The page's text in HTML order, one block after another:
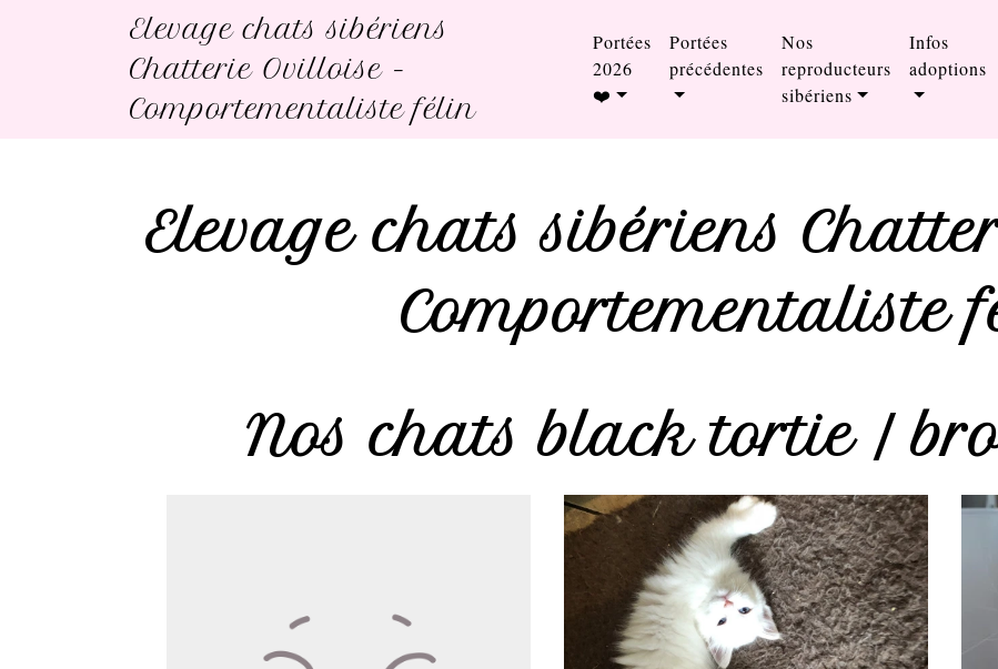
Elevage chats sibériens
Chatterie Ovilloise -
Comportementaliste félin
Portées
2026
❤️
Portées
précédentes
Nos
reproducteurs
sibériens
Infos
adoptions
Elevage chats sibériens
Comportementaliste
Nos chats black tortie /